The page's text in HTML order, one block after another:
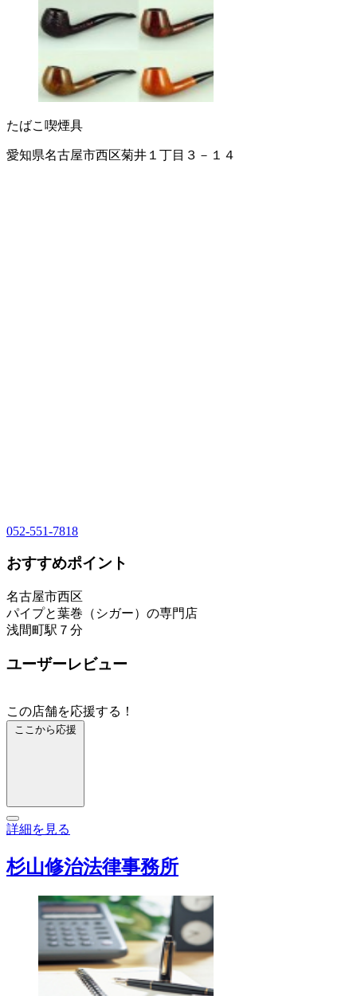
たばこ 喫煙具
愛知県名古屋市西区菊井１丁目３－１４
052-551-7818
おすすめポイント
名古屋市西区
パイプと葉巻（シガー）の専門店
浅間町駅７分
ユーザーレビュー
この店舗を応援する！
ここから応援
詳細を見る
杉山修治法律事務所